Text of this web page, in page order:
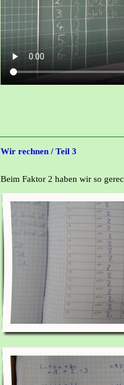
Wir rechnen / Teil 3
Beim Faktor 2 haben wir so